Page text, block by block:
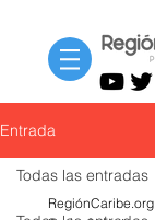
Entrada
Todas las entradas
RegiónCaribe.org